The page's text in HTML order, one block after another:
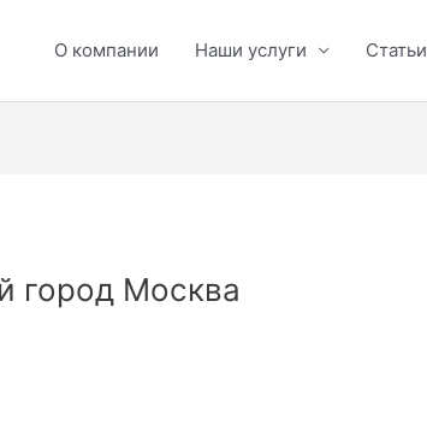
О компании Наши услуги Статьи
город Москва